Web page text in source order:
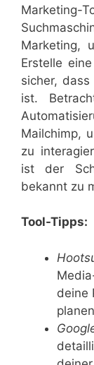
Marketing,
Erstelle
sicher, dass
ist.
Mailchimp,
zu
ist der
bekannt zu
Tool-Tipps:
deine